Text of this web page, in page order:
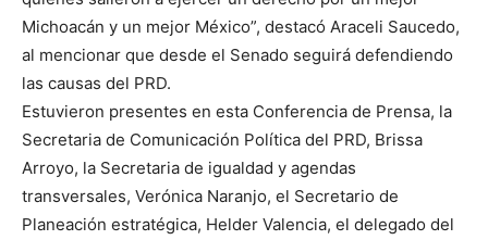
Michoacán y un mejor México”, destacó Araceli Saucedo,
al mencionar que desde el Senado seguirá defendiendo
las causas del PRD.
Estuvieron presentes en esta Conferencia de Prensa, la
Secretaria de Comunicación Política del PRD, Brissa
Arroyo, la Secretaria de igualdad y agendas
transversales, Verónica Naranjo, el Secretario de
Planeación estratégica, Helder Valencia, el delegado del